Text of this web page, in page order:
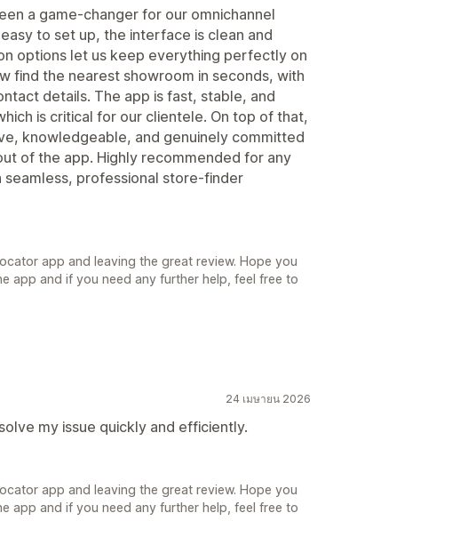
a game‑changer for our omnichannel
to set up, the interface is clean and
options let us keep everything perfectly on
find the nearest showroom in seconds, with
details. The app is fast, stable, and
is critical for our clientele. On top of that,
knowledgeable, and genuinely committed
of the app. Highly recommended for any
professional store‑finder
app and leaving the great review. Hope you
app and if you need any further help, feel free to
24 เมษายน 2026
my issue quickly and efficiently.
app and leaving the great review. Hope you
app and if you need any further help, feel free to